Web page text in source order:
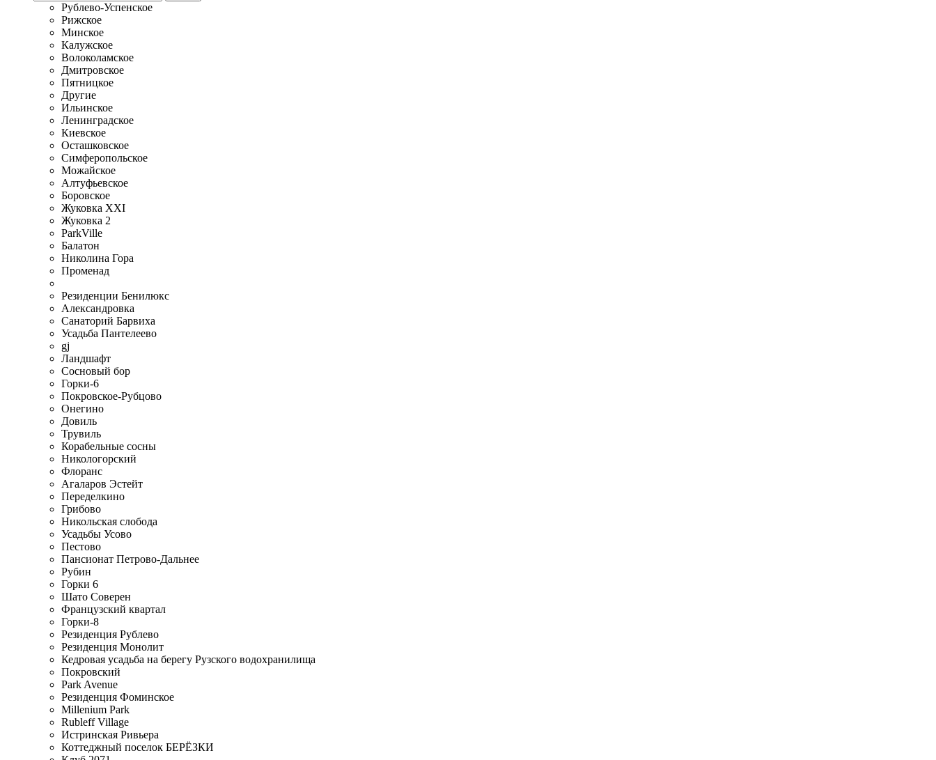
Рублево-Успенское
Рижское
Минское
Калужское
Волоколамское
Дмитровское
Пятницкое
Другие
Ильинское
Ленинградское
Киевское
Осташковское
Симферопольское
Можайское
Алтуфьевское
Боровское
Жуковка XXI
Жуковка 2
ParkVille
Балатон
Николина Гора
Променад
Резиденции Бенилюкс
Александровка
Санаторий Барвиха
Усадьба Пантелеево
gj
Ландшафт
Сосновый бор
Горки-6
Покровское-Рубцово
Онегино
Довиль
Трувиль
Корабельные сосны
Никологорский
Флоранс
Агаларов Эстейт
Переделкино
Грибово
Никольская слобода
Усадьбы Усово
Пестово
Пансионат Петрово-Дальнее
Рубин
Горки 6
Шато Соверен
Французский квартал
Горки-8
Резиденция Рублево
Резиденция Монолит
Кедровая усадьба на берегу Рузского водохранилища
Покровский
Park Avenue
Резиденция Фоминское
Millenium Park
Rubleff Village
Истринская Ривьера
Коттеджный поселок БЕРЁЗКИ